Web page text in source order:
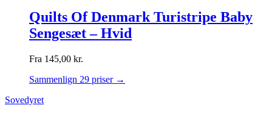
Quilts Of Denmark Turistripe Baby
Sengesæt – Hvid
Fra 145,00 kr.
Sammenlign 29 priser →
Sovedyret